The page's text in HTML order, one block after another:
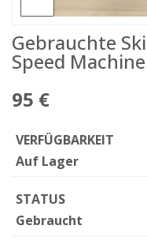
Gebrauchte
Speed
95 €
VERFÜGBARKEIT
Auf Lager
STATUS
Gebraucht